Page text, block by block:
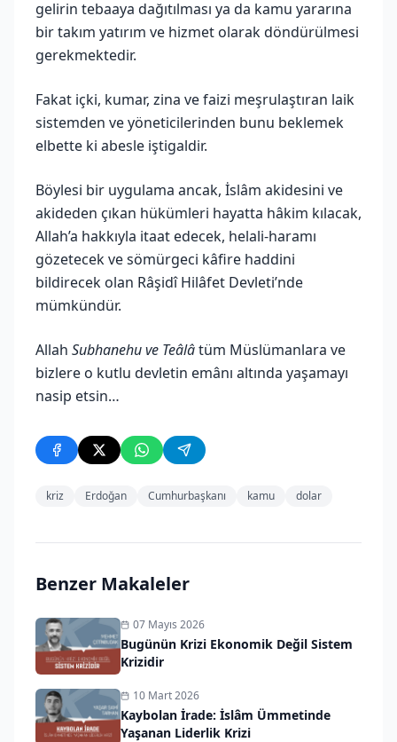
gelirin tebaaya dağıtılması ya da kamu yararına
bir takım yatırım ve hizmet olarak döndürülmesi
gerekmektedir.
Fakat içki, kumar, zina ve faizi meşrulaştıran laik
sistemden ve yöneticilerinden bunu beklemek
elbette ki abesle iştigaldir.
Böylesi bir uygulama ancak, İslâm akidesini ve
akideden çıkan hükümleri hayatta hâkim kılacak,
Allah’a hakkıyla itaat edecek, helali-haramı
gözetecek ve sömürgeci kâfire haddini
bildirecek olan Râşidî Hilâfet Devleti’nde
mümkündür.
Allah Subhanehu ve Teâlâtüm Müslümanlara ve
bizlere o kutlu devletin emânı altında yaşamayı
nasip etsin…
kriz Erdoğan Cumhurbaşkanı kamu dolar
Benzer Makaleler
07 Mayıs 2026
Bugünün Krizi Ekonomik Değil Sistem
Krizidir
10 Mart 2026
Kaybolan İrade: İslâm Ümmetinde
Yaşanan Liderlik Krizi